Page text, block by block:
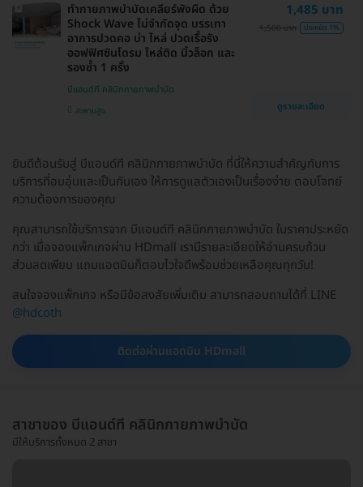
ยินดีต้อนรับสู่ บีแอนด์ที คลินิกกายภาพบำบัด ที่นี่ให้ความสำคัญกับการ
บริการที่อบอุ่นและเป็นกันเอง ให้การดูแลตัวเองเป็นเรื่องง่าย ตอบโจทย์
ความต้องการของคุณ
คุณสามารถใช้บริการจาก บีแอนด์ที คลินิกกายภาพบำบัด ในราคาประหยัด
กว่า เมื่อจองแพ็กเกจผ่าน HDmall เรามีรายละเอียดให้อ่านครบถ้วน
ส่วนลดเพียบ แถมแอดมินก็ตอบไวใจดีพร้อมช่วยเหลือคุณทุกวัน!
สนใจจองแพ็กเกจ หรือมีข้อสงสัยเพิ่มเติม สามารถสอบถามได้ที่ LINE
@hdcoth
ติดต่อผ่านแอดมิน HDmall
สาขาของ บีแอนด์ที คลินิกกายภาพบำบัด
มีให้บริการทั้งหมด 2 สาขา
ทำกายภาพบำบัดเคลียร์พังผืด ด้วย
Shock Wave ไม่จำกัดจุด บรรเทา
อาการปวดคอ บ่า ไหล่ ปวดเรื้อรัง
ออฟฟิศซินโดรม ไหล่ติด นิ้วล็อก และ
รองช้ำ 1 ครั้ง
บีแอนด์ที คลินิกกายภาพบำบัด
สะพานสูง
1,485 บาท
1,500 บาท ประหยัด 1%
ดูรายละเอียด